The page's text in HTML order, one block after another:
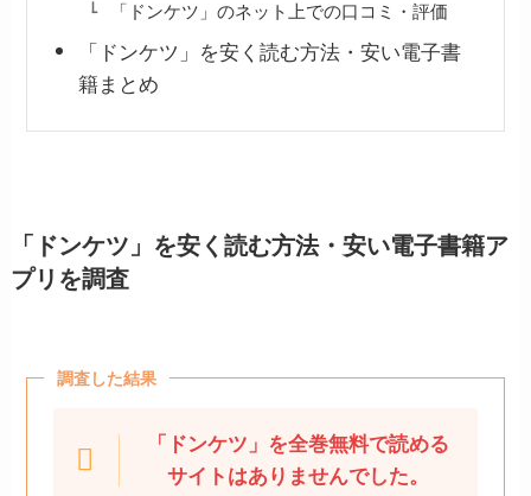
「ドンケツ」のネット上での口コミ・評価
「ドンケツ」を安く読む方法・安い電子書
籍まとめ
「ドンケツ」を安く読む方法・安い電子書籍ア
プリを調査
調査した結果
「ドンケツ」を全巻無料で読める
サイトはありませんでした。